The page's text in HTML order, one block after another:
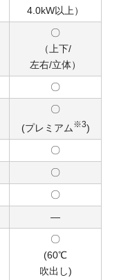
4.0kW以上）
〇
（上下/
左右/立体）
〇
〇
(プレミアム ※3)
〇
〇
〇
―
〇
(60℃
吹出し)